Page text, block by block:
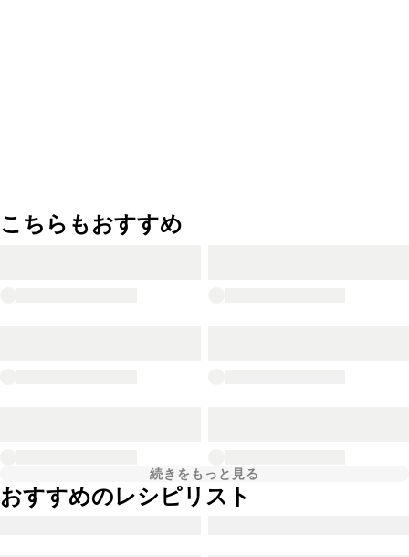
こちらもおすすめ
続きをもっと見る
おすすめのレシピリスト